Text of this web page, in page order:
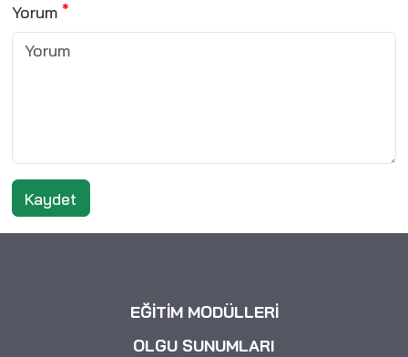
Yorum
Kaydet
EĞİTİM MODÜLLERİ
OLGU SUNUMLARI